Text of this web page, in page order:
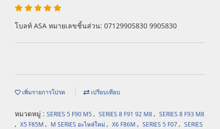
โบลท์ ASA หมายเลขชิ้นส่วน: 07129905830 9905830
เพิ่มรายการโปรด เปรียบเทียบ
หมวดหมู่ : SERIES 5 F90 M5, SERIES 8 F91 92 M8, SERIES 8 F93 M8
, X5 F85M , M SERIES อะไหล่ใหม่ , X6 F86M , SERIES 5 F07, SERIES